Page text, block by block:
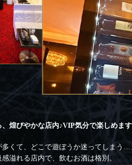
煌びやかな店内♪VIP気分で楽しめます
多くて、どこで遊ぼうか迷ってしまう
溢れる店内で、飲むお酒は格別。